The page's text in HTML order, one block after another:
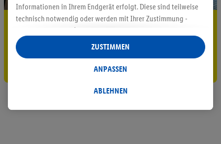
5.95 € Versand sparen³²ᵃ
Gutschein sichern!
Informationen in Ihrem Endgerät erfolgt. Diese sind teilweise
technisch notwendig oder werden mit Ihrer Zustimmung -
auch durch Partner (u.a.
Verantwortliche; im Zusammenhang mit dem IAB TCF
insgesamt
Statistik-Erstellung oder für personalisierte Werbung
Datenverarbeitungen für personalisierte Werbung werden
ABLEHNEN
ANPASSEN
ZUSTIMMEN